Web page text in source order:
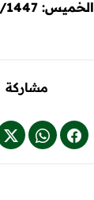
الخميس: 4/12/1447هـ
مشاركة